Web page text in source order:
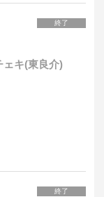
終了
ェキ(東良介)
終了